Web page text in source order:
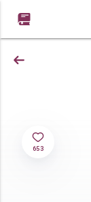
653